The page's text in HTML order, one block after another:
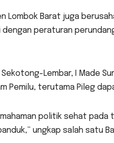
Lombok Barat juga
peraturan
Lembar, I Made
Pemilu, terutama Pileg
politik sehat
ungkap salah satu